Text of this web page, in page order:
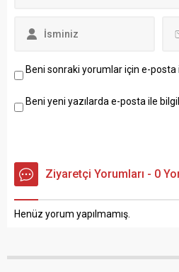
Beni sonraki yorumlar için e-posta
Beni yeni yazılarda e-posta ile
Ziyaretçi Yorumları - 0
Henüz yorum yapılmamış.